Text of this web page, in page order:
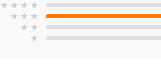
★ ★ ★ ★
★ ★ ★
★ ★
★